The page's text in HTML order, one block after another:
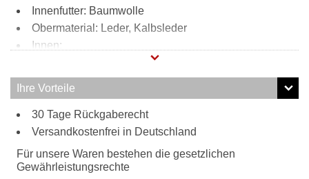
Innenfutter: Baumwolle
Obermaterial: Leder, Kalbsleder
Innen:
1 Reißverschlussfach
1 Steckfach
Außen:
Musterung
Tragweise:
Henkel
Verstell-und Abnehmbarer Umhängegurt
Ihre Vorteile
30 Tage Rückgaberecht
Versandkostenfrei in Deutschland
Für unsere Waren bestehen die gesetzlichen
Gewährleistungsrechte